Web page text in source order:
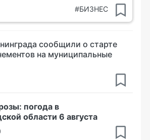
#БИЗНЕС
сообщили о старте
на муниципальные
погода в
области 6 августа